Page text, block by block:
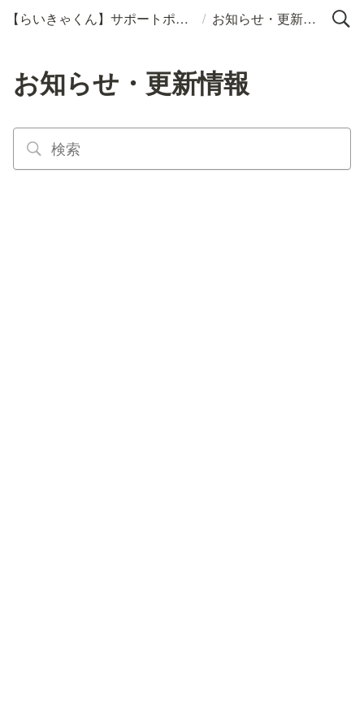
【らいきゃくん】サポートポータル / お知らせ・更新情報
お知らせ・更新情報